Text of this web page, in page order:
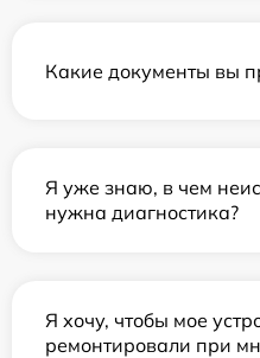
Какие документы вы
Я уже знаю, в чем
нужна диагностика?
Я хочу, чтобы мое
ремонтировали при